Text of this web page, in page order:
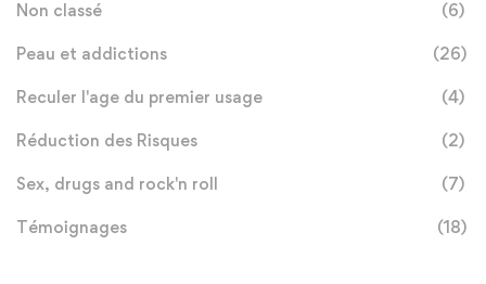
Non classé (6)
Peau et addictions (26)
Reculer l'age du premier usage (4)
Réduction des Risques (2)
Sex, drugs and rock'n roll (7)
Témoignages (18)